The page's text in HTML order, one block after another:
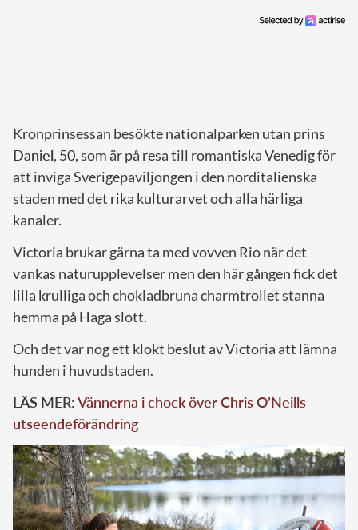
Kronprinsessan besökte nationalparken utan prins
Daniel, 50, som är på resa till romantiska Venedig för
att inviga Sverigepaviljongen i den norditalienska
staden med det rika kulturarvet och alla härliga
kanaler.
Victoria brukar gärna ta med vovven Rio när det
vankas naturupplevelser men den här gången fick det
lilla krulliga och chokladbruna charmtrollet stanna
hemma på Haga slott.
Och det var nog ett klokt beslut av Victoria att lämna
hunden i huvudstaden.
LÄS MER:Vännerna i chock över Chris O’Neills
utseendeförändring